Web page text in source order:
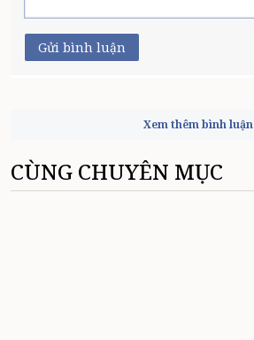
Gửi bình luận
Xem thêm bình luận
CÙNG CHUYÊN MỤC